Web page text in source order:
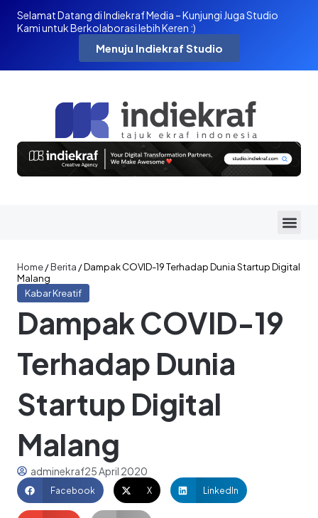
Selamat Datang di Indiekraf Media – Kunjungi Juga Studio
Kami untuk Berkolaborasi lebih Keren :)
Menuju Indiekraf Studio
Home/Berita /Dampak COVID-19 Terhadap Dunia Startup Digital
Malang
Kabar Kreatif
Dampak COVID-19
Terhadap Dunia
Startup Digital
Malang
adminekraf25 April 2020
Facebook X LinkedIn